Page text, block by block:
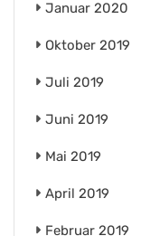
Januar 2020
Oktober 2019
Juli 2019
Juni 2019
Mai 2019
April 2019
Februar 2019